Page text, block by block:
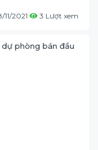
11/2021 3 Lượt xem
phòng bán đầu